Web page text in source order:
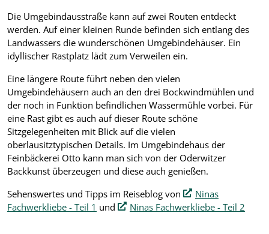
Die Umgebindausstraße kann auf zwei Routen entdeckt
werden. Auf einer kleinen Runde befinden sich entlang des
Landwassers die wunderschönen Umgebindehäuser. Ein
idyllischer Rastplatz lädt zum Verweilen ein.
Eine längere Route führt neben den vielen
Umgebindehäusern auch an den drei Bockwindmühlen und
der noch in Funktion befindlichen Wassermühle vorbei. Für
eine Rast gibt es auch auf dieser Route schöne
Sitzgelegenheiten mit Blick auf die vielen
oberlausitztypischen Details. Im Umgebindehaus der
Feinbäckerei Otto kann man sich von der Oderwitzer
Backkunst überzeugen und diese auch genießen.
Sehenswertes und Tipps im Reiseblog von
Ninas
Fachwerkliebe - Teil 1 und Ninas Fachwerkliebe - Teil 2